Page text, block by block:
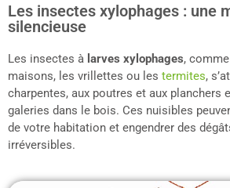
Les insectes xylophages : une
silencieuse
Les insectes à larves xylophages,
maisons, les vrillettes ou les termites,
charpentes, aux poutres et aux planchers
galeries dans le bois. Ces nuisibles
de votre habitation et engendrer des
irréversibles.